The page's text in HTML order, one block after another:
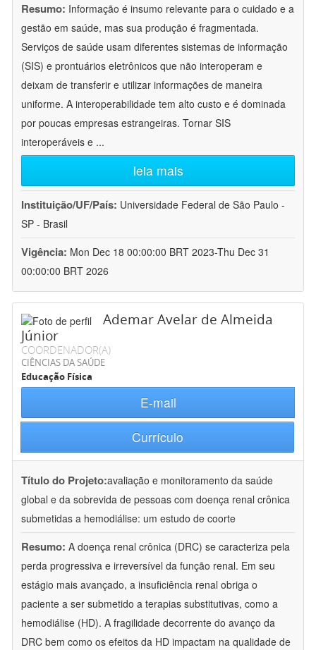
Resumo: Informação é insumo relevante para o cuidado e a
gestão em saúde, mas sua produção é fragmentada.
Serviços de saúde usam diferentes sistemas de informação
(SIS) e prontuários eletrônicos que não interoperam e
deixam de transferir e utilizar informações de maneira
uniforme. A interoperabilidade tem alto custo e é dominada
por poucas empresas estrangeiras. Tornar SIS
interoperáveis e ...
leia mais
Instituição/UF/País: Universidade Federal de São Paulo -
SP - Brasil
Vigência: Mon Dec 18 00:00:00 BRT 2023-Thu Dec 31
00:00:00 BRT 2026
Ademar Avelar de Almeida
Júnior
COORDENADOR(A)
CIÊNCIAS DA SAÚDE
Educação Física
E-mail
Currículo
Título do Projeto:avaliação e monitoramento da saúde
global e da sobrevida de pessoas com doença renal crônica
submetidas a hemodiálise: um estudo de coorte
Resumo: A doença renal crônica (DRC) se caracteriza pela
perda progressiva e irreversível da função renal. Em seu
estágio mais avançado, a insuficiência renal obriga o
paciente a ser submetido a terapias substitutivas, como a
hemodiálise (HD). A fragilidade decorrente do avanço da
DRC bem como os efeitos da HD impactam na qualidade de